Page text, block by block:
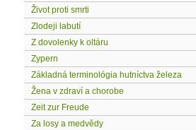
Život proti smrti
Zlodeji labutí
Z dovolenky k oltáru
Zypern
Základná terminológia hutníctva železa
Žena v zdraví a chorobe
Zeit zur Freude
Za losy a medvědy